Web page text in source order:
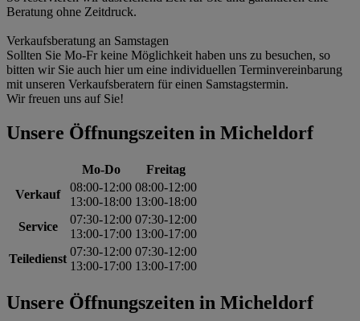
Beratung ohne Zeitdruck.
Verkaufsberatung an Samstagen
Sollten Sie Mo-Fr keine Möglichkeit haben uns zu besuchen, so
bitten wir Sie auch hier um eine individuellen Terminvereinbarung
mit unseren Verkaufsberatern für einen Samstagstermin.
Wir freuen uns auf Sie!
Unsere Öffnungszeiten in Micheldorf
Mo-Do
Freitag
Verkauf
08:00-12:00
13:00-18:00
08:00-12:00
13:00-18:00
Service
07:30-12:00
13:00-17:00
07:30-12:00
13:00-17:00
Teiledienst
07:30-12:00
13:00-17:00
07:30-12:00
13:00-17:00
Unsere Öffnungszeiten in Micheldorf